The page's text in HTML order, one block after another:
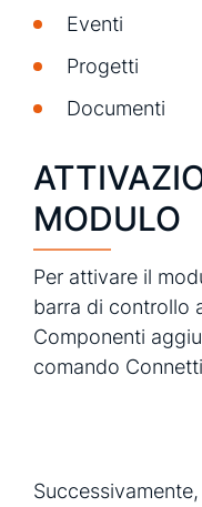
Eventi
Progetti
Documenti
MODULO
Per attivare il
barra di controllo
Componenti
comando